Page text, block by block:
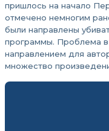
пришлось на начало
отмечено немногим
были направлены
программы. Проблема
направлением для
множество